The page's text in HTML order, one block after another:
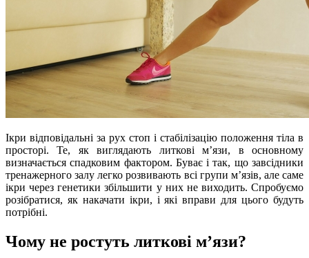
Ікри відповідальні за рух стоп і стабілізацію положення тіла в
просторі. Те, як виглядають литкові м’язи, в основному
визначається спадковим фактором. Буває і так, що завсідники
тренажерного залу легко розвивають всі групи м’язів, але саме
ікри через генетики збільшити у них не виходить. Спробуємо
розібратися, як накачати ікри, і які вправи для цього будуть
потрібні.
Чому не ростуть литкові м’язи?